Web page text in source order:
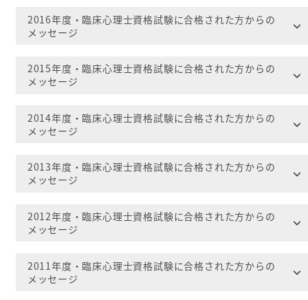
2016年度・臨床心理士資格試験に合格された方からの
メッセージ
2015年度・臨床心理士資格試験に合格された方からの
メッセージ
2014年度・臨床心理士資格試験に合格された方からの
メッセージ
2013年度・臨床心理士資格試験に合格された方からの
メッセージ
2012年度・臨床心理士資格試験に合格された方からの
メッセージ
2011年度・臨床心理士資格試験に合格された方からの
メッセージ